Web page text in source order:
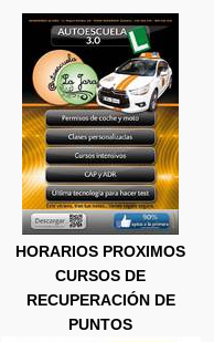
HORARIOS PROXIMOS
CURSOS DE
RECUPERACIÓN DE
PUNTOS